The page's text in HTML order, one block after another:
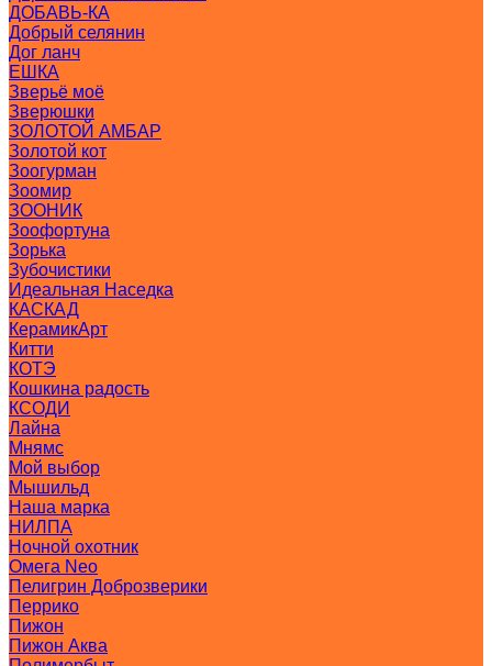
ДОБАВЬ-КА
Добрый селянин
Дог ланч
ЕШКА
Зверьё моё
Зверюшки
ЗОЛОТОЙ АМБАР
Золотой кот
Зоогурман
Зоомир
ЗООНИК
Зоофортуна
Зорька
Зубочистики
Идеальная Наседка
КАСКАД
КерамикАрт
Китти
КОТЭ
Кошкина радость
КСОДИ
Лайна
Мнямс
Мой выбор
Мышильд
Наша марка
НИЛПА
Ночной охотник
Омега Neo
Пелигрин Доброзверики
Перрико
Пижон
Пижон Аква